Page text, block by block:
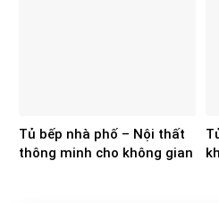
Tủ bếp nhà phố – Nội thất
thông minh cho không gian